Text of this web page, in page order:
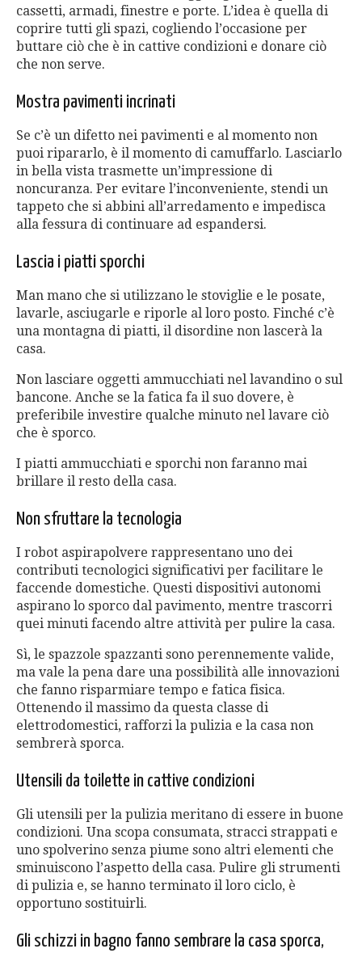
cassetti, armadi, finestre e porte. L’idea è quella di
coprire tutti gli spazi, cogliendo l’occasione per
buttare ciò che è in cattive condizioni e donare ciò
che non serve.
Mostra pavimenti incrinati
Se c’è un difetto nei pavimenti e al momento non
puoi ripararlo, è il momento di camuffarlo. Lasciarlo
in bella vista trasmette un’impressione di
noncuranza. Per evitare l’inconveniente, stendi un
tappeto che si abbini all’arredamento e impedisca
alla fessura di continuare ad espandersi.
Lascia i piatti sporchi
Man mano che si utilizzano le stoviglie e le posate,
lavarle, asciugarle e riporle al loro posto. Finché c’è
una montagna di piatti, il disordine non lascerà la
casa.
Non lasciare oggetti ammucchiati nel lavandino o sul
bancone. Anche se la fatica fa il suo dovere, è
preferibile investire qualche minuto nel lavare ciò
che è sporco.
I piatti ammucchiati e sporchi non faranno mai
brillare il resto della casa.
Non sfruttare la tecnologia
I robot aspirapolvere rappresentano uno dei
contributi tecnologici significativi per facilitare le
faccende domestiche. Questi dispositivi autonomi
aspirano lo sporco dal pavimento, mentre trascorri
quei minuti facendo altre attività per pulire la casa.
Sì, le spazzole spazzanti sono perennemente valide,
ma vale la pena dare una possibilità alle innovazioni
che fanno risparmiare tempo e fatica fisica.
Ottenendo il massimo da questa classe di
elettrodomestici, rafforzi la pulizia e la casa non
sembrerà sporca.
Utensili da toilette in cattive condizioni
Gli utensili per la pulizia meritano di essere in buone
condizioni. Una scopa consumata, stracci strappati e
uno spolverino senza piume sono altri elementi che
sminuiscono l’aspetto della casa. Pulire gli strumenti
di pulizia e, se hanno terminato il loro ciclo, è
opportuno sostituirli.
Gli schizzi in bagno fanno sembrare la casa sporca,